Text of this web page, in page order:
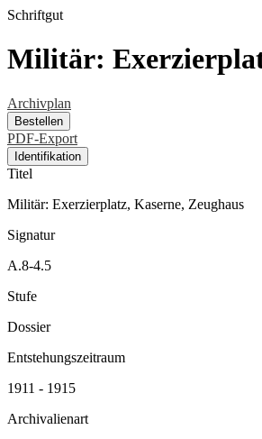
Schriftgut
Militär:
Archivplan
Bestellen
PDF-Export
Identifikation
Titel
Militär: Exerzierplatz, Kaserne, Zeughaus
Signatur
A.8-4.5
Stufe
Dossier
Entstehungszeitraum
1911 - 1915
Archivalienart